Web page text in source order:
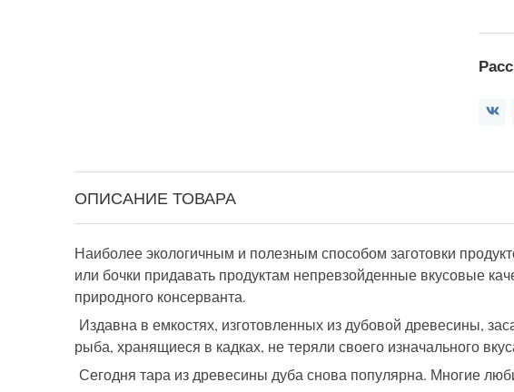
ОПИСАНИЕ ТОВАРА
Наиболее экологичным и полезным способом заготовки
или бочки придавать продуктам непревзойденные вкусовые
природного консерванта.
Издавна в емкостях, изготовленных из дубовой древесины,
рыба, хранящиеся в кадках, не теряли своего изначального
Сегодня тара из древесины дуба снова популярна. Многие